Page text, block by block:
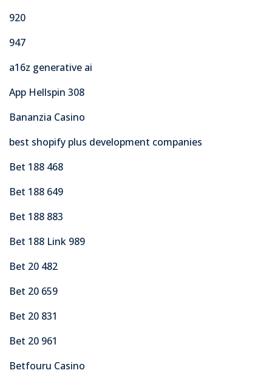
920
947
a16z generative ai
App Hellspin 308
Bananzia Casino
best shopify plus development companies
Bet 188 468
Bet 188 649
Bet 188 883
Bet 188 Link 989
Bet 20 482
Bet 20 659
Bet 20 831
Bet 20 961
Betfouru Casino